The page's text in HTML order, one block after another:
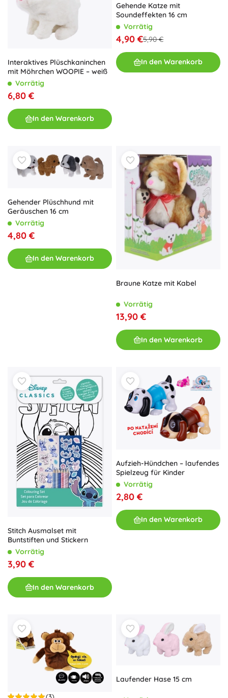
Interaktives Plüschkaninchen
mit Möhrchen WOOPIE – weiß
Vorrätig
6,80 €
In den Warenkorb
Gehende Katze mit
Soundeffekten 16 cm
Vorrätig
4,90 €5,90 €
In den Warenkorb
Gehender Plüschhund mit
Geräuschen 16 cm
Vorrätig
4,80 €
In den Warenkorb
Braune Katze mit Kabel
Vorrätig
13,90 €
In den Warenkorb
Stitch Ausmalset mit
Buntstiften und Stickern
Vorrätig
3,90 €
In den Warenkorb
Aufzieh-Hündchen – laufendes
Spielzeug für Kinder
Vorrätig
2,80 €
In den Warenkorb
Laufender Hase 15 cm